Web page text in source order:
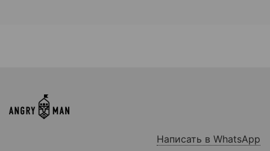
Написать в WhatsApp